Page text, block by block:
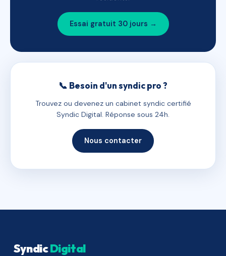
Essai gratuit 30 jours →
📞 Besoin d'un syndic pro ?
Trouvez ou devenez un cabinet syndic certifié
Syndic Digital. Réponse sous 24h.
Nous contacter
SyndicDigital